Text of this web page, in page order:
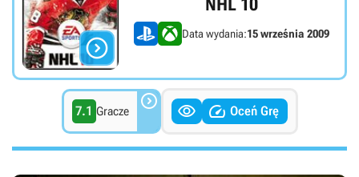

NHL 10
Data wydania:15 września 2009
7.1 Gracze    Oceń Grę